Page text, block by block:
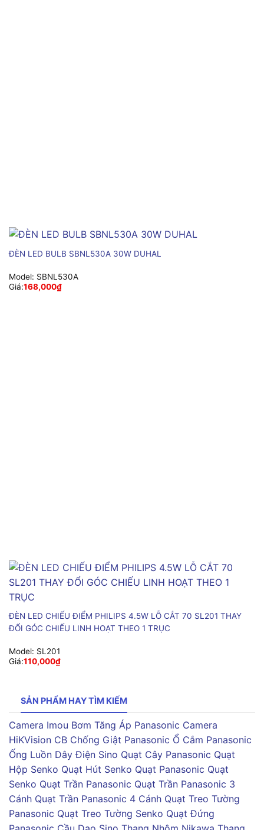
ĐÈN LED BULB SBNL530A 30W DUHAL
Model: SBNL530A
Giá:168,000₫
ĐÈN LED CHIẾU ĐIỂM PHILIPS 4.5W LỖ CẮT 70 SL201 THAY
ĐỔI GÓC CHIẾU LINH HOẠT THEO 1 TRỤC
Model: SL201
Giá:110,000₫
SẢN PHẨM HAY TÌM KIẾM
Camera Imou Bơm Tăng Áp Panasonic Camera
HiKVision CB Chống Giật Panasonic Ổ Cắm Panasonic
Ống Luồn Dây Điện Sino Quạt Cây Panasonic Quạt
Hộp Senko Quạt Hút Senko Quạt Panasonic Quạt
Senko Quạt Trần Panasonic Quạt Trần Panasonic 3
Cánh Quạt Trần Panasonic 4 Cánh Quạt Treo Tường
Panasonic Quạt Treo Tường Senko Quạt Đứng